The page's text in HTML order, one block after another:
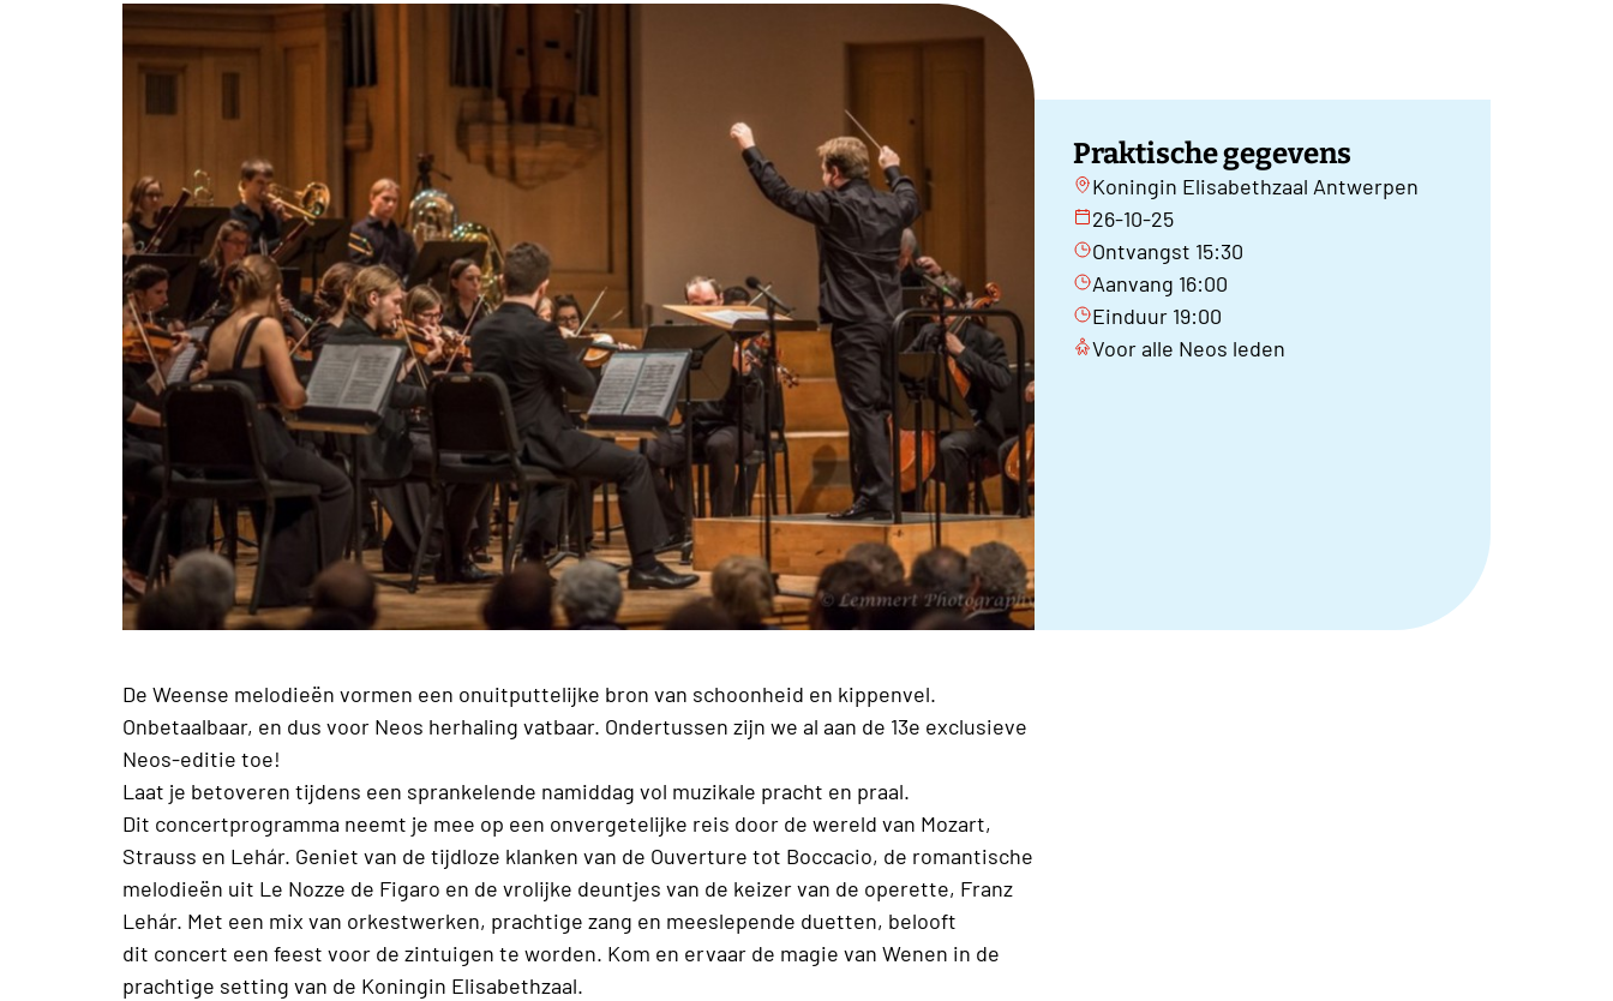
Praktische gegevens
Koningin Elisabethzaal Antwerpen
26-10-25
Ontvangst 15:30
Aanvang 16:00
Einduur 19:00
Voor alle Neos leden
De Weense melodieën vormen een onuitputtelijke bron van schoonheid en kippenvel.
Onbetaalbaar, en dus voor Neos herhaling vatbaar. Ondertussen zijn we al aan de 13e exclusieve
Neos-editie toe!
Laat je betoveren tijdens een sprankelende namiddag vol muzikale pracht en praal.
Dit concertprogramma neemt je mee op een onvergetelijke reis door de wereld van Mozart,
Strauss en Lehár. Geniet van de tijdloze klanken van de Ouverture tot Boccacio, de romantische
melodieën uit Le Nozze de Figaro en de vrolijke deuntjes van de keizer van de operette, Franz
Lehár. Met een mix van orkestwerken, prachtige zang en meeslepende duetten, belooft
dit concert een feest voor de zintuigen te worden. Kom en ervaar de magie van Wenen in de
prachtige setting van de Koningin Elisabethzaal.